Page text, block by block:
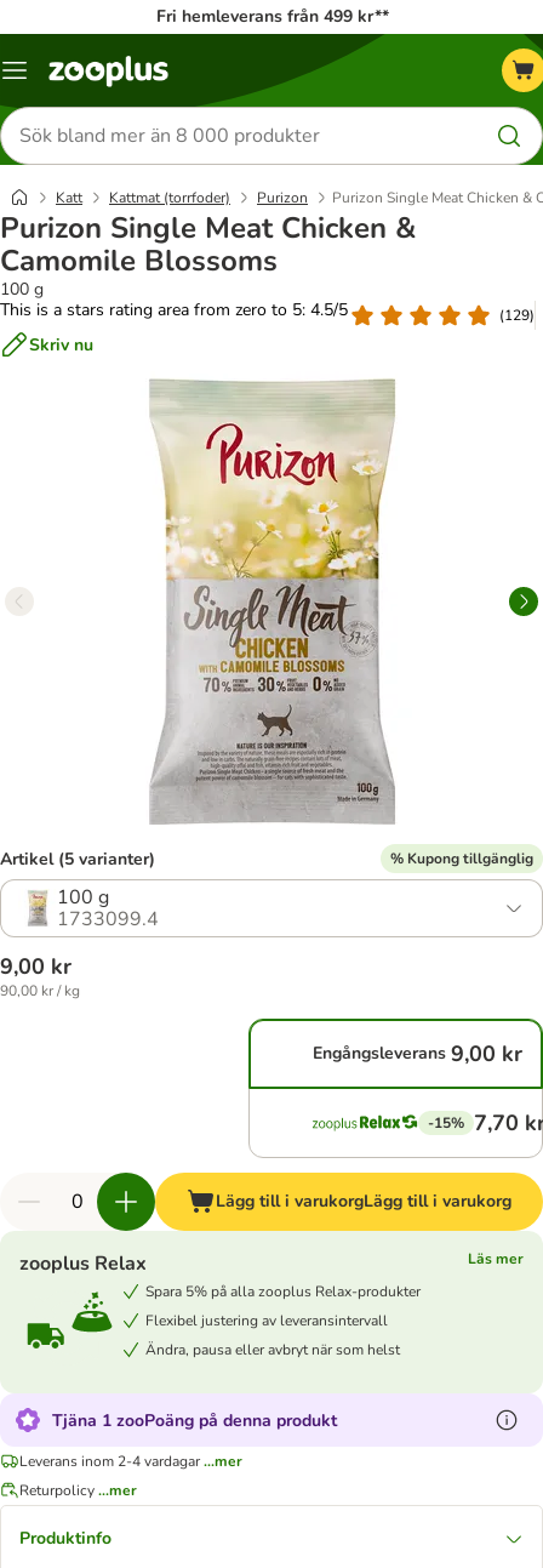
Fri hemleverans från 499 kr**
Katalogmeny
Sök
efter
produkter
Katt Kattmat (torrfoder) Purizon Purizon Single Meat Chicken &
Purizon Single Meat Chicken &
Camomile Blossoms
100 g
This is a stars rating area from zero to 5: 4.5/5
(129)
Skriv nu
Artikel (5 varianter) % Kupong tillgänglig
100 g
1733099.4
9,00 kr
90,00 kr / kg
Engångsleverans 9,00 kr
-15% 7,70
Lägg till i varukorgLägg till i varukorg
zooplus Relax
Läs mer
Spara 5% på alla zooplus Relax-produkter
Flexibel justering av leveransintervall
Ändra, pausa eller avbryt när som helst
Tjäna 1 zooPoäng på denna produkt
Leverans inom 2-4 vardagar...mer
Returpolicy...mer
Produktinfo